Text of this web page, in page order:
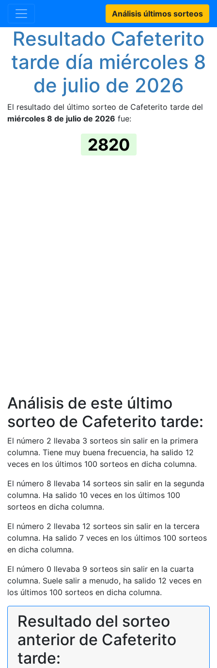
Análisis últimos sorteos
Resultado Cafeterito
tarde día miércoles 8
de julio de 2026
El resultado del último sorteo de Cafeterito tarde del
miércoles 8 de julio de 2026 fue:
2820
Análisis de este último
sorteo de Cafeterito tarde:
El número 2 llevaba 3 sorteos sin salir en la primera
columna. Tiene muy buena frecuencia, ha salido 12
veces en los últimos 100 sorteos en dicha columna.
El número 8 llevaba 14 sorteos sin salir en la segunda
columna. Ha salido 10 veces en los últimos 100
sorteos en dicha columna.
El número 2 llevaba 12 sorteos sin salir en la tercera
columna. Ha salido 7 veces en los últimos 100 sorteos
en dicha columna.
El número 0 llevaba 9 sorteos sin salir en la cuarta
columna. Suele salir a menudo, ha salido 12 veces en
los últimos 100 sorteos en dicha columna.
Resultado del sorteo
anterior de Cafeterito
tarde: